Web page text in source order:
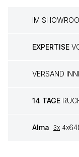
IM
EXPERTISE
VERSAND
14 TAGE
Alma 3x 4x